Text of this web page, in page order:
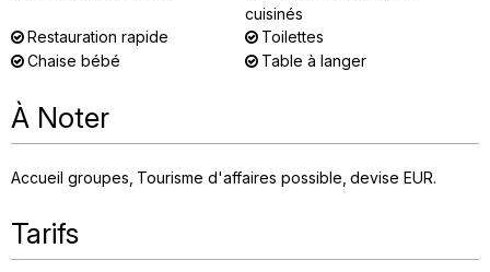
cuisinés
Restauration rapide
Toilettes
Chaise bébé
Table à langer
À Noter
Accueil groupes Tourisme d'affaires possible devise EUR
Tarifs